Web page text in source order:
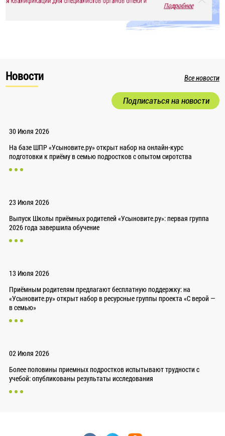
Новости Все новости
Подписаться на новости
30 Июля 2026
На базе ШПР «Усыновите.ру» открыт набор на онлайн-курс
подготовки к приёму в семью подростков с опытом сиротства
23 Июля 2026
Выпуск Школы приёмных родителей «Усыновите.ру»: первая группа
2026 года завершила обучение
13 Июля 2026
Приёмным родителям предлагают бесплатную поддержку: на
«Усыновите.ру» открыт набор в ресурсные группы проекта «С верой —
в семью»
02 Июля 2026
Более половины приемных подростков испытывают трудности с
учебой: опубликованы результаты исследования